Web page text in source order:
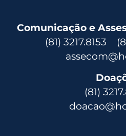
Comunicação e
(81) 3217.8153
(81)